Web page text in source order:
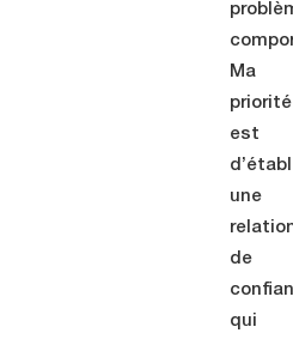
Ma
priorité
est
une
de
qui